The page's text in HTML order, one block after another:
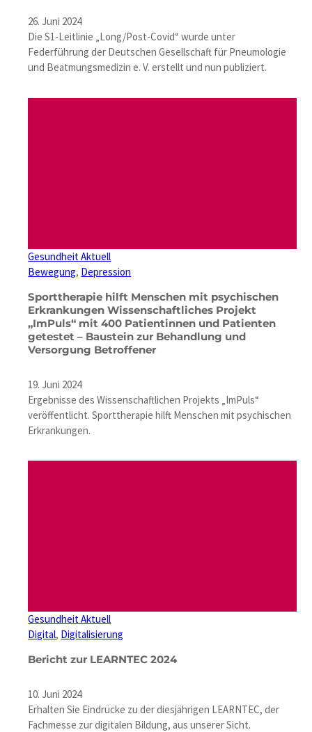
26. Juni 2024
Die S1-Leitlinie „Long/Post-Covid“ wurde unter
Federführung der Deutschen Gesellschaft für Pneumologie
und Beatmungsmedizin e. V. erstellt und nun publiziert.
Gesundheit Aktuell
Bewegung, Depression
Sporttherapie hilft Menschen mit psychischen
Erkrankungen Wissenschaftliches Projekt
„ImPuls“ mit 400 Patientinnen und Patienten
getestet – Baustein zur Behandlung und
Versorgung Betroffener
19. Juni 2024
Ergebnisse des Wissenschaftlichen Projekts „ImPuls“
veröffentlicht. Sporttherapie hilft Menschen mit psychischen
Erkrankungen.
Gesundheit Aktuell
Digital, Digitalisierung
Bericht zur LEARNTEC 2024
10. Juni 2024
Erhalten Sie Eindrücke zu der diesjährigen LEARNTEC, der
Fachmesse zur digitalen Bildung, aus unserer Sicht.